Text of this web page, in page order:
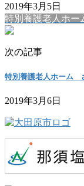
2019年3月5日
特別養護老人ホー
次の記事
特別養護老人ホーム
2019年3月6日